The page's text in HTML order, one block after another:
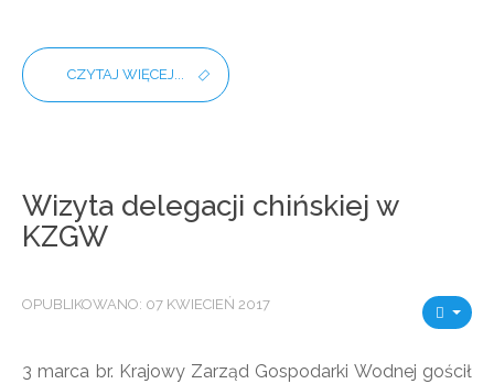
CZYTAJ WIĘCEJ...
Wizyta delegacji chińskiej w
KZGW
OPUBLIKOWANO: 07 KWIECIEŃ 2017
3 marca br. Krajowy Zarząd Gospodarki Wodnej gościł